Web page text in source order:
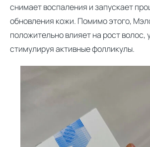
снимает воспаления и запускает
обновления кожи. Помимо этого,
положительно влияет на рост волос,
стимулируя активные фолликулы.